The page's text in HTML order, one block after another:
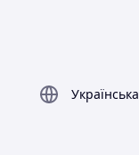
Українська